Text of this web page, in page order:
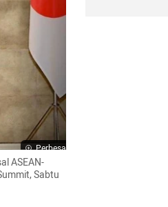
Perbesar
ASEAN-
Sabtu